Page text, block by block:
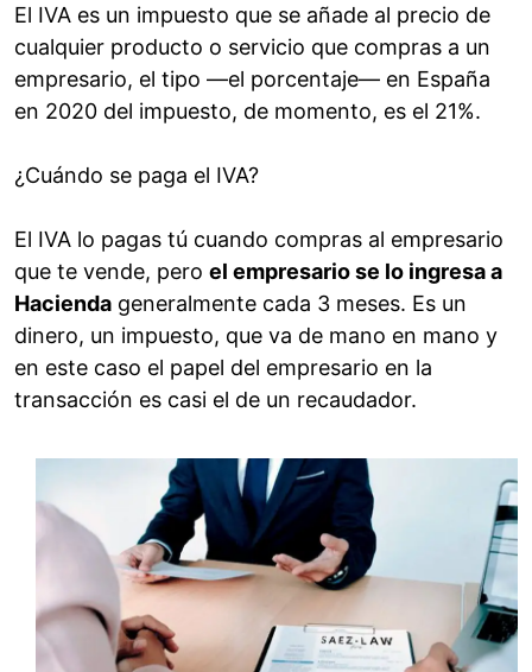
El IVA es un impuesto que se añade al precio de
cualquier producto o servicio que compras a un
empresario, el tipo —el porcentaje— en España
en 2020 del impuesto, de momento, es el 21%.
¿Cuándo se paga el IVA?
El IVA lo pagas tú cuando compras al empresario
que te vende, pero el empresario se lo ingresa a
Hacienda generalmente cada 3 meses. Es un
dinero, un impuesto, que va de mano en mano y
en este caso el papel del empresario en la
transacción es casi el de un recaudador.